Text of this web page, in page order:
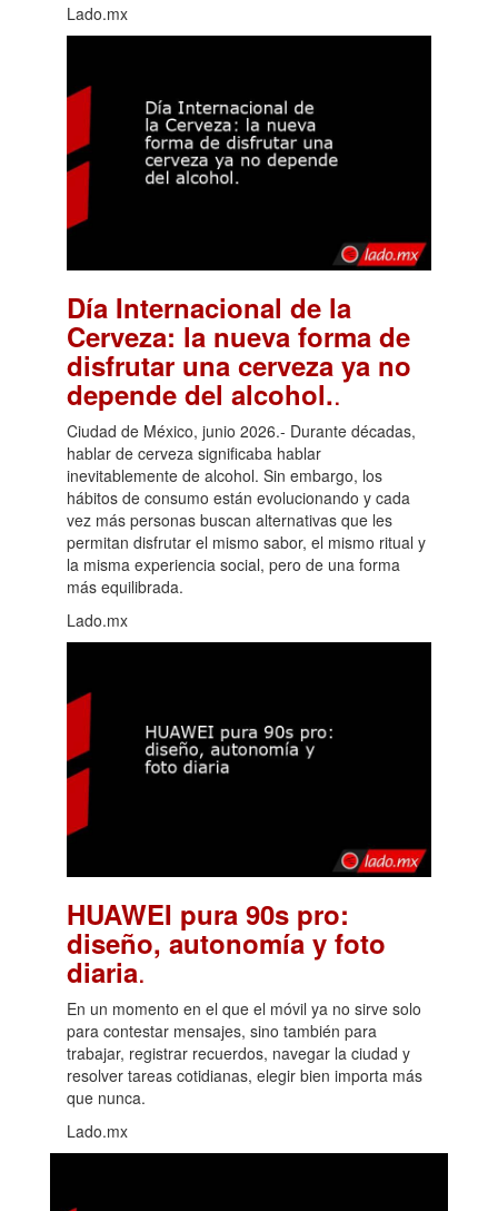
Lado.mx
Día Internacional de la
Cerveza: la nueva forma de
disfrutar una cerveza ya no
depende del alcohol..
Ciudad de México, junio 2026.- Durante décadas,
hablar de cerveza significaba hablar
inevitablemente de alcohol. Sin embargo, los
hábitos de consumo están evolucionando y cada
vez más personas buscan alternativas que les
permitan disfrutar el mismo sabor, el mismo ritual y
la misma experiencia social, pero de una forma
más equilibrada.
Lado.mx
HUAWEI pura 90s pro:
diseño, autonomía y foto
diaria.
En un momento en el que el móvil ya no sirve solo
para contestar mensajes, sino también para
trabajar, registrar recuerdos, navegar la ciudad y
resolver tareas cotidianas, elegir bien importa más
que nunca.
Lado.mx